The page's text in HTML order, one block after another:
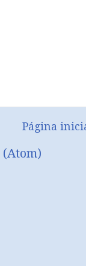
Página